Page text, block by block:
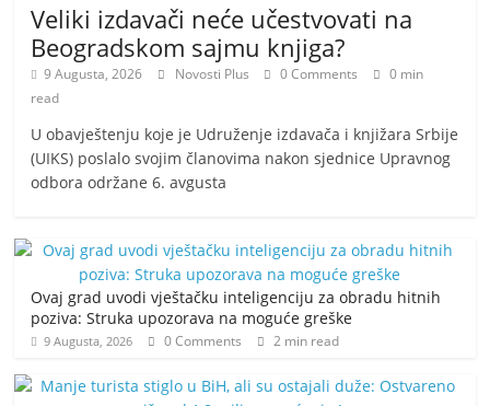
Veliki izdavači neće učestvovati na
Beogradskom sajmu knjiga?
9 Augusta, 2026 Novosti Plus 0 Comments
0 min
read
U obavještenju koje je Udruženje izdavača i knjižara Srbije
(UIKS) poslalo svojim članovima nakon sjednice Upravnog
odbora održane 6. avgusta
Ovaj grad uvodi vještačku inteligenciju za obradu hitnih
poziva: Struka upozorava na moguće greške
9 Augusta, 2026 0 Comments 2 min read